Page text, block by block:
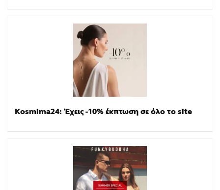
Kosmima24: Έχεις -10% έκπτωση σε όλο το site